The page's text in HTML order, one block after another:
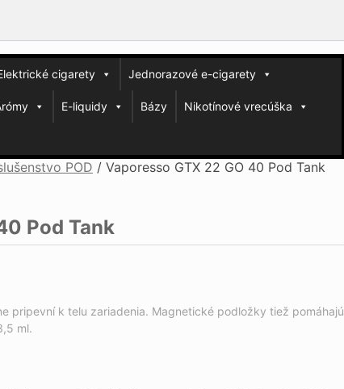
cigarety Jednorazové e-cigarety
E-liquidy Bázy Nikotínové vrecúška
POD / Vaporesso GTX 22 GO 40 Pod Tank
Pod Tank
pripevní k telu zariadenia. Magnetické podložky tiež pomáhajú
ml.